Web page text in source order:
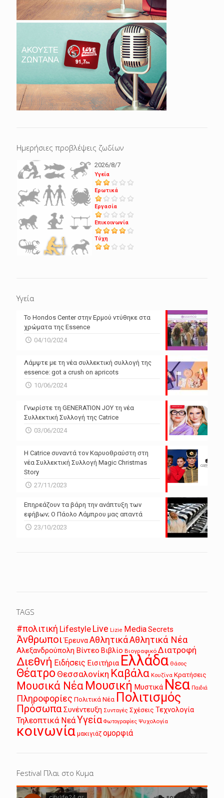
Ημερήσιες προβλέψεις ζωδίων
2026/8/7
Υγεία
Ερωτικά
Εργασία
Επικοινωνία
Τύχη
Υγεία
Το Hondos Center στην Ερμού ντύθηκε στα
χρώματα της Essence
04/10/2024
Λάμψτε με τη νέα συλλεκτική συλλογή της
essence: got a crush on apricots
10/06/2024
Γνωρίστε τη GENERATION JOY τη νέα
Συλλεκτική Συλλογή της Catrice
03/06/2024
Η Catrice συναντά τον Καρυοθραύστη στη
νέα Συλλεκτική Συλλογή Magic Christmas
Story
27/11/2023
Επηρεάζουν τα βάρη την ανάπτυξη των
εφήβων; Ο Πάολο Λάμπρου μας απαντά
23/10/2023
TAGS
#πολιτική Lifestyle Live Lizie MediaSecrets
Άνθρωποι ΈρευναΑθλητικάΑθλητικά Νέα
Αλεξανδρούπολη Βίντεο Βιβλίο Βιογραφικό Διατροφή
Διεθνή Ειδήσεις Εισιτήρια Ελλάδα Θάσος
Θέατρο Θεσσαλονίκη Καβάλα Κουζίνα Κρατήσεις
Μουσικά Νέα Μουσική Μυστικά Νεα Παιδιά
Πληροφορίες Πολιτικά Νέα Πολιτισμός
ΠρόσωπαΣυνέντευξη Συνταγές Σχέσεις Τεχνολογία
Τηλεοπτικά ΝεάΥγεία Φωτογραφίες Ψυχολογία
κοινωνία μακιγιάζ ομορφιά
Festival Πλαι στο Κυμα